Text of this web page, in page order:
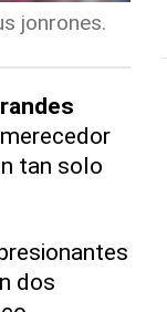
jonrones.
tan solo
dos